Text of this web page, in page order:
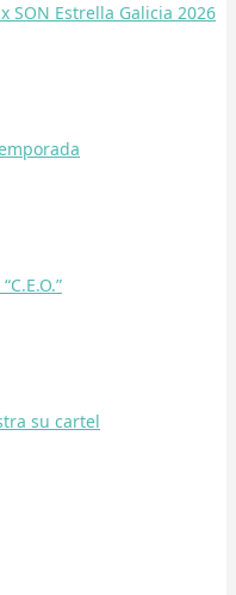
SON Estrella Galicia 2026
su cartel